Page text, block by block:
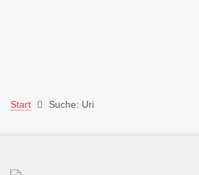
Start Suche: Uri